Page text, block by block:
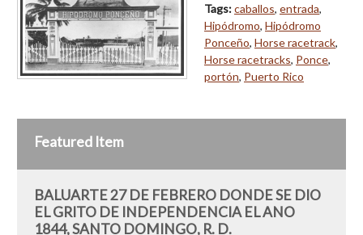
Tags:caballos, entrada,
Hipódromo, Hipódromo
Ponceño, Horse racetrack,
Horse racetracks, Ponce,
portón, Puerto Rico
Featured Item
BALUARTE 27 DE FEBRERO DONDE SE DIO
EL GRITO DE INDEPENDENCIA EL ANO
1844, SANTO DOMINGO, R. D.